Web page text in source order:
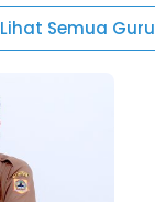
Lihat Semua Guru